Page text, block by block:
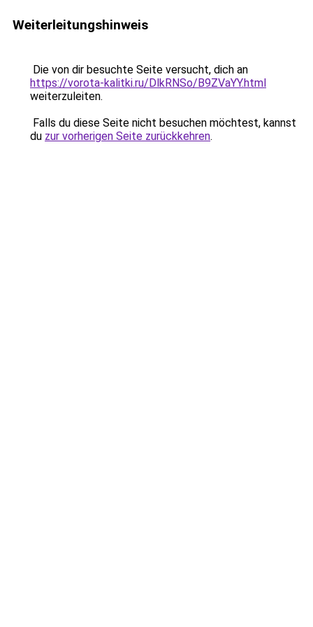
Weiterleitungshinweis
Die von dir besuchte Seite versucht, dich an
https://vorota-kalitki.ru/DlkRNSo/B9ZVaYY.html
weiterzuleiten.
Falls du diese Seite nicht besuchen möchtest, kannst
du zur vorherigen Seite zurückkehren.